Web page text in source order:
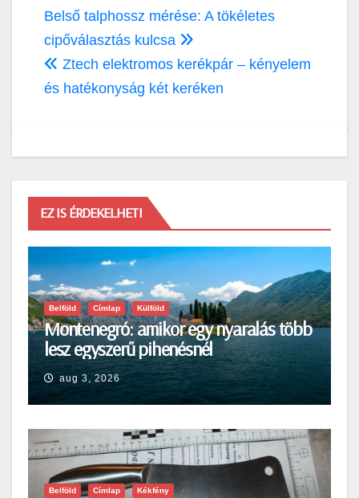
Bejegyzés
navigáció
Belső talphossz mérése: A tökéletes
cipőválasztás kulcsa
Ztech elektromos kerékpár – kényelem
és hatékonyság két keréken
EZ IS ÉRDEKELHETI
Belföld Címlap Külföld
Montenegró: amikor egy nyaralás több
lesz egyszerű pihenésnél
aug 3, 2026
Belföld Címlap Kékfény